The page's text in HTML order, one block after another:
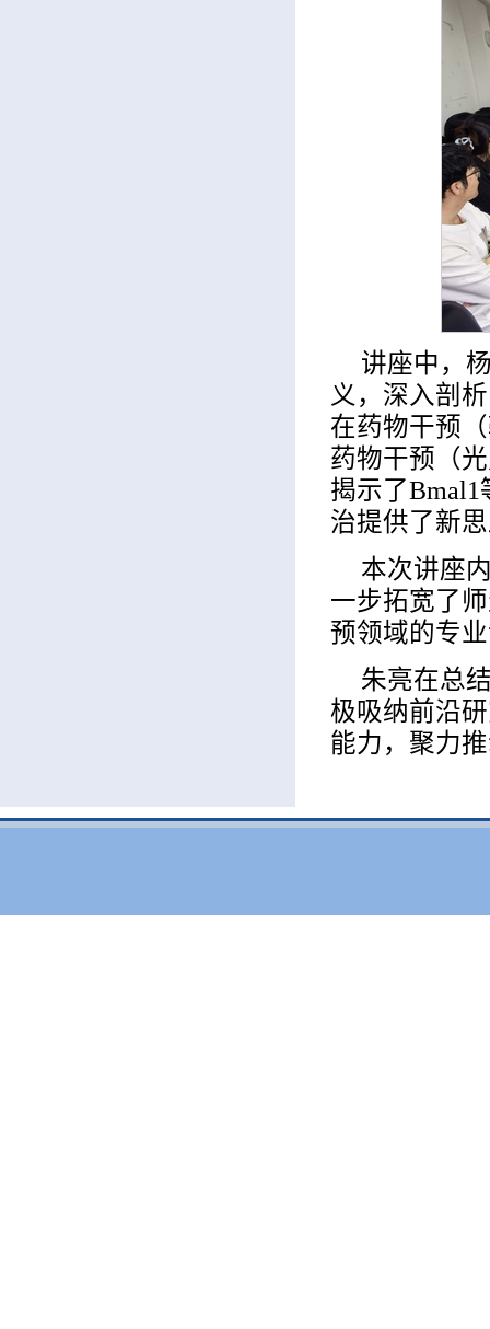
讲座中，
义，深入剖
在药物干预
药物干预（
揭示了
治提供了新
本次讲座
一步拓宽了
预领域的专
朱亮在总
极吸纳前沿
能力，聚力